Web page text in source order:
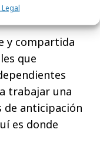
y compartida
que
trabajar una
de anticipación
es donde